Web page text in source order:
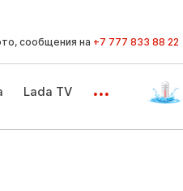
сообщения на +7 777 833 88 22
Lada TV ...